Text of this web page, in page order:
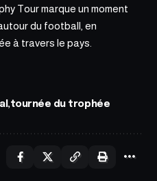
Tour marque un moment
du football, en
à travers le pays.
tournée du trophée